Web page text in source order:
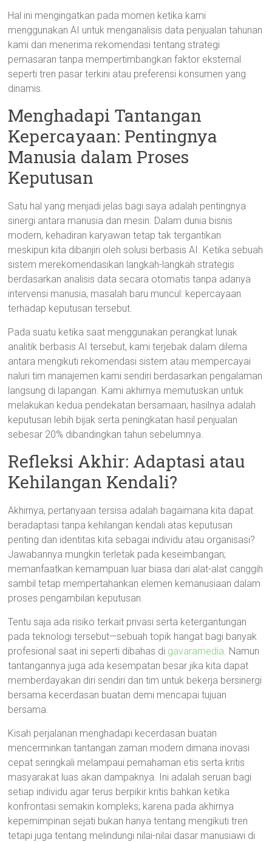
Hal ini mengingatkan pada momen ketika kami
menggunakan AI untuk menganalisis data penjualan tahunan
kami dan menerima rekomendasi tentang strategi
pemasaran tanpa mempertimbangkan faktor eksternal
seperti tren pasar terkini atau preferensi konsumen yang
dinamis.
Menghadapi Tantangan
Kepercayaan: Pentingnya
Manusia dalam Proses
Keputusan
Satu hal yang menjadi jelas bagi saya adalah pentingnya
sinergi antara manusia dan mesin. Dalam dunia bisnis
modern, kehadiran karyawan tetap tak tergantikan
meskipun kita dibanjiri oleh solusi berbasis AI. Ketika sebuah
sistem merekomendasikan langkah-langkah strategis
berdasarkan analisis data secara otomatis tanpa adanya
intervensi manusia, masalah baru muncul: kepercayaan
terhadap keputusan tersebut.
Pada suatu ketika saat menggunakan perangkat lunak
analitik berbasis AI tersebut, kami terjebak dalam dilema
antara mengikuti rekomendasi sistem atau mempercayai
naluri tim manajemen kami sendiri berdasarkan pengalaman
langsung di lapangan. Kami akhirnya memutuskan untuk
melakukan kedua pendekatan bersamaan; hasilnya adalah
keputusan lebih bijak serta peningkatan hasil penjualan
sebesar 20% dibandingkan tahun sebelumnya.
Refleksi Akhir: Adaptasi atau
Kehilangan Kendali?
Akhirnya, pertanyaan tersisa adalah bagaimana kita dapat
beradaptasi tanpa kehilangan kendali atas keputusan
penting dan identitas kita sebagai individu atau organisasi?
Jawabannya mungkin terletak pada keseimbangan;
memanfaatkan kemampuan luar biasa dari alat-alat canggih
sambil tetap mempertahankan elemen kemanusiaan dalam
proses pengambilan keputusan.
Tentu saja ada risiko terkait privasi serta ketergantungan
pada teknologi tersebut—sebuah topik hangat bagi banyak
profesional saat ini seperti dibahas di gavaramedia. Namun
tantangannya juga ada kesempatan besar jika kita dapat
memberdayakan diri sendiri dan tim untuk bekerja bersinergi
bersama kecerdasan buatan demi mencapai tujuan
bersama.
Kisah perjalanan menghadapi kecerdasan buatan
mencerminkan tantangan zaman modern dimana inovasi
cepat seringkali melampaui pemahaman etis serta kritis
masyarakat luas akan dampaknya. Ini adalah seruan bagi
setiap individu agar terus berpikir kritis bahkan ketika
konfrontasi semakin kompleks; karena pada akhirnya
kepemimpinan sejati bukan hanya tentang mengikuti tren
tetapi juga tentang melindungi nilai-nilai dasar manusiawi di